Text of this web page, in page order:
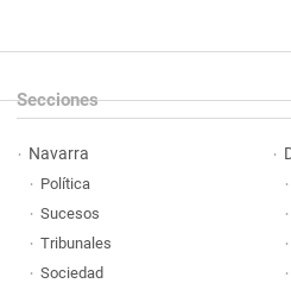
Secciones
Navarra
Política
Sucesos
Tribunales
Sociedad